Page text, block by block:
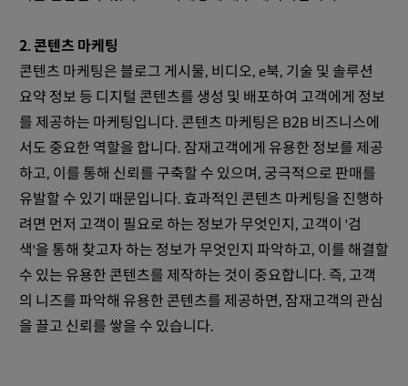
2. 콘텐츠 마케팅
콘텐츠 마케팅은 블로그 게시물, 비디오, e북, 기술 및 솔루션
요약 정보 등 디지털 콘텐츠를 생성 및 배포하여 고객에게 정보
를 제공하는 마케팅입니다. 콘텐츠 마케팅은 B2B 비즈니스에
서도 중요한 역할을 합니다. 잠재고객에게 유용한 정보를 제공
하고, 이를 통해 신뢰를 구축할 수 있으며, 궁극적으로 판매를
유발할 수 있기 때문입니다. 효과적인 콘텐츠 마케팅을 진행하
려면 먼저 고객이 필요로 하는 정보가 무엇인지, 고객이 '검
색'을 통해 찾고자 하는 정보가 무엇인지 파악하고, 이를 해결할
수 있는 유용한 콘텐츠를 제작하는 것이 중요합니다. 즉, 고객
의 니즈를 파악해 유용한 콘텐츠를 제공하면, 잠재고객의 관심
을 끌고 신뢰를 쌓을 수 있습니다.